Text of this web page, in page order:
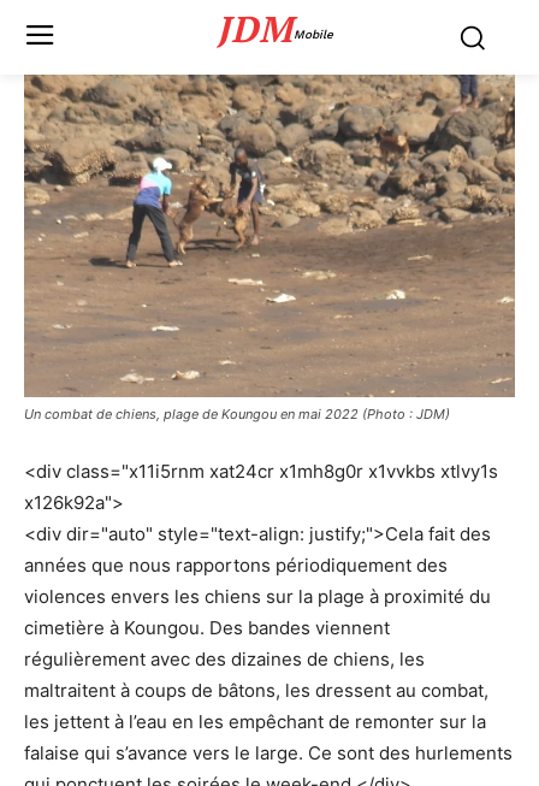
JDMMobile
Un combat de chiens, plage de Koungou en mai 2022 (Photo : JDM)
<div class="x11i5rnm xat24cr x1mh8g0r x1vvkbs xtlvy1s
x126k92a">
<div dir="auto" style="text-align: justify;">Cela fait des
années que nous rapportons périodiquement des
violences envers les chiens sur la plage à proximité du
cimetière à Koungou. Des bandes viennent
régulièrement avec des dizaines de chiens, les
maltraitent à coups de bâtons, les dressent au combat,
les jettent à l’eau en les empêchant de remonter sur la
falaise qui s’avance vers le large. Ce sont des hurlements